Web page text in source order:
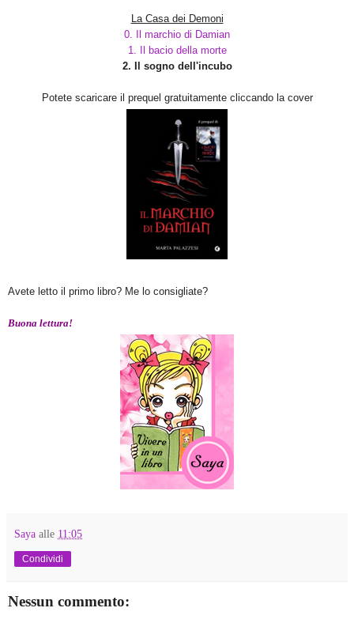
La Casa dei Demoni
0. Il marchio di Damian
1. Il bacio della morte
2. Il sogno dell'incubo
Potete scaricare il prequel gratuitamente cliccando la cover
Avete letto il primo libro? Me lo consigliate?
Buona lettura!
Saya alle 11:05
Condividi
Nessun commento: